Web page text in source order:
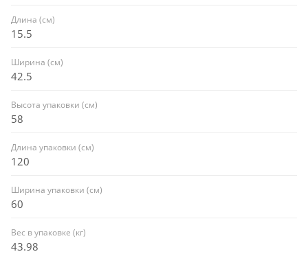
Длина (см)
15.5
Ширина (см)
42.5
Высота упаковки (см)
58
Длина упаковки (см)
120
Ширина упаковки (см)
60
Вес в упаковке (кг)
43.98